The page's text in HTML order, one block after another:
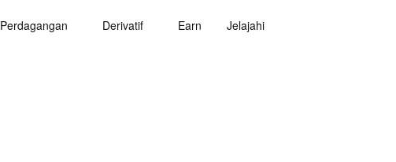
Perdagangan Derivatif Earn Jelajahi